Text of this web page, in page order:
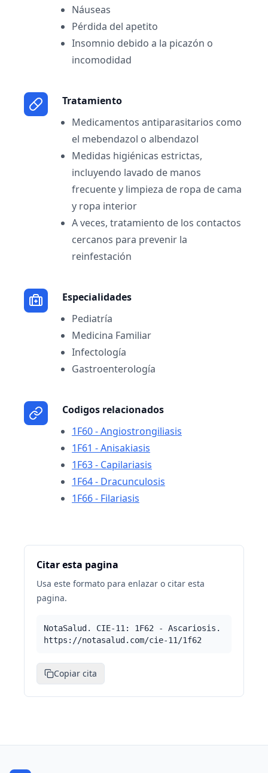
Náuseas
Pérdida del apetito
Insomnio debido a la picazón o
incomodidad
Tratamiento
Medicamentos antiparasitarios como
el mebendazol o albendazol
Medidas higiénicas estrictas,
incluyendo lavado de manos
frecuente y limpieza de ropa de cama
y ropa interior
A veces, tratamiento de los contactos
cercanos para prevenir la
reinfestación
Especialidades
Pediatría
Medicina Familiar
Infectología
Gastroenterología
Codigos relacionados
1F60 - Angiostrongiliasis
1F61 - Anisakiasis
1F63 - Capilariasis
1F64 - Dracunculosis
1F66 - Filariasis
Citar esta pagina
Usa este formato para enlazar o citar esta
pagina.
NotaSalud. CIE-11: 1F62 - Ascariosis.
https://notasalud.com/cie-11/1f62
Copiar cita